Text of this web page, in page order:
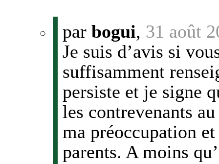
par bogui, 31 août
Je suis d’avis si
suffisamment
persiste et je signe
les contrevenants
ma préoccupation
parents. A moins